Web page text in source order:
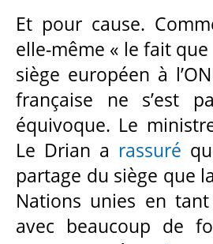
Et pour cause.
elle-même « le fait
siège européen à
française ne s’est
équivoque. Le
Le Drian a rassuré
partage du siège que
Nations unies en
avec beaucoup de